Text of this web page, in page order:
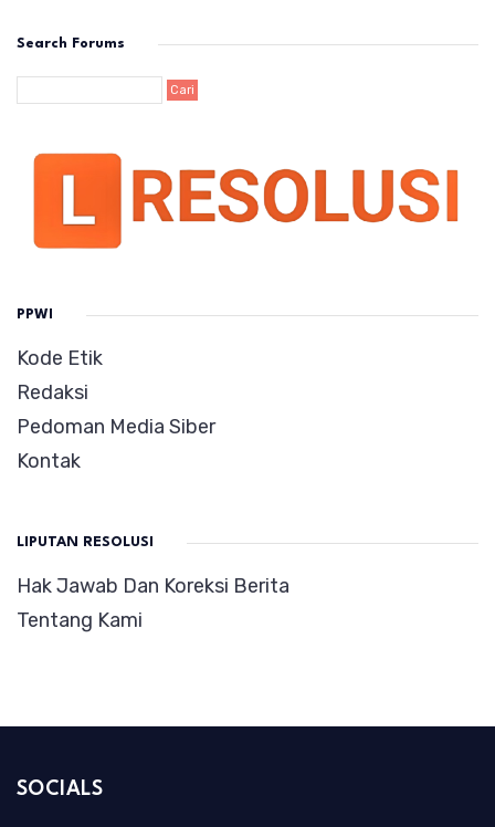
Search Forums
PPWI
Kode Etik
Redaksi
Pedoman Media Siber
Kontak
LIPUTAN RESOLUSI
Hak Jawab Dan Koreksi Berita
Tentang Kami
SOCIALS